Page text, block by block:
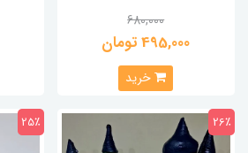
680,000
495,000 تومان
خرید
26٪ 25٪